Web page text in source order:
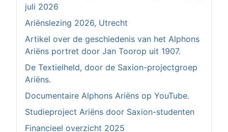
juli 2026
Ariënslezing 2026, Utrecht
Artikel over de geschiedenis van het Alphons
Ariëns portret door Jan Toorop uit 1907.
De Textielheld, door de Saxion-projectgroep
Ariëns.
Documentaire Alphons Ariëns op YouTube.
Studieproject Ariëns door Saxion-studenten
Financieel overzicht 2025